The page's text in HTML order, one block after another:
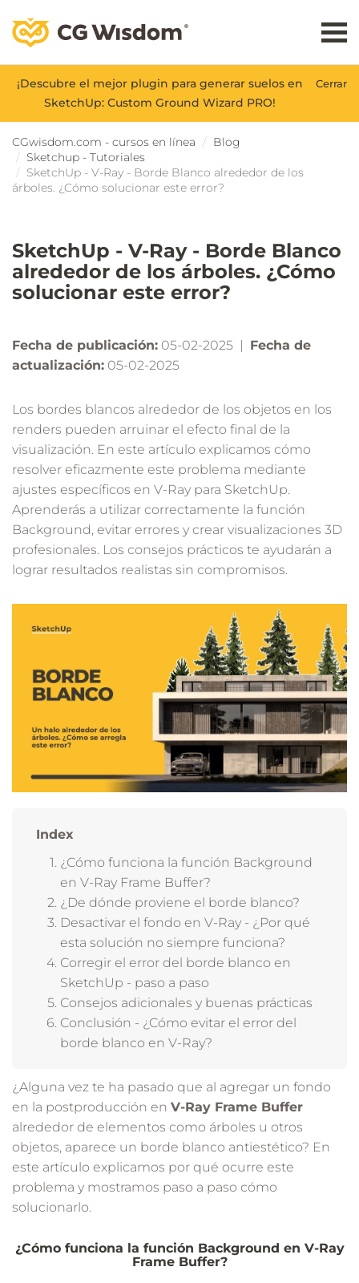
Cerrar
¡Descubre el mejor plugin para generar suelos en
SketchUp: Custom Ground Wizard PRO!
CGwisdom.com - cursos en línea
Blog
Sketchup - Tutoriales
SketchUp - V-Ray - Borde Blanco alrededor de los
árboles. ¿Cómo solucionar este error?
SketchUp - V-Ray - Borde Blanco
alrededor de los árboles. ¿Cómo
solucionar este error?
Fecha de publicación: 05-02-2025 | Fecha de
actualización: 05-02-2025
Los bordes blancos alrededor de los objetos en los
renders pueden arruinar el efecto final de la
visualización. En este artículo explicamos cómo
resolver eficazmente este problema mediante
ajustes específicos en V-Ray para SketchUp.
Aprenderás a utilizar correctamente la función
Background, evitar errores y crear visualizaciones 3D
profesionales. Los consejos prácticos te ayudarán a
lograr resultados realistas sin compromisos.
Index
¿Cómo funciona la función Background
en V-Ray Frame Buffer?
¿De dónde proviene el borde blanco?
Desactivar el fondo en V-Ray - ¿Por qué
esta solución no siempre funciona?
Corregir el error del borde blanco en
SketchUp - paso a paso
Consejos adicionales y buenas prácticas
Conclusión - ¿Cómo evitar el error del
borde blanco en V-Ray?
¿Alguna vez te ha pasado que al agregar un fondo
en la postproducción en V-Ray Frame Buffer
alrededor de elementos como árboles u otros
objetos, aparece un borde blanco antiestético? En
este artículo explicamos por qué ocurre este
problema y mostramos paso a paso cómo
solucionarlo.
¿Cómo funciona la función Background en V-Ray
Frame Buffer?